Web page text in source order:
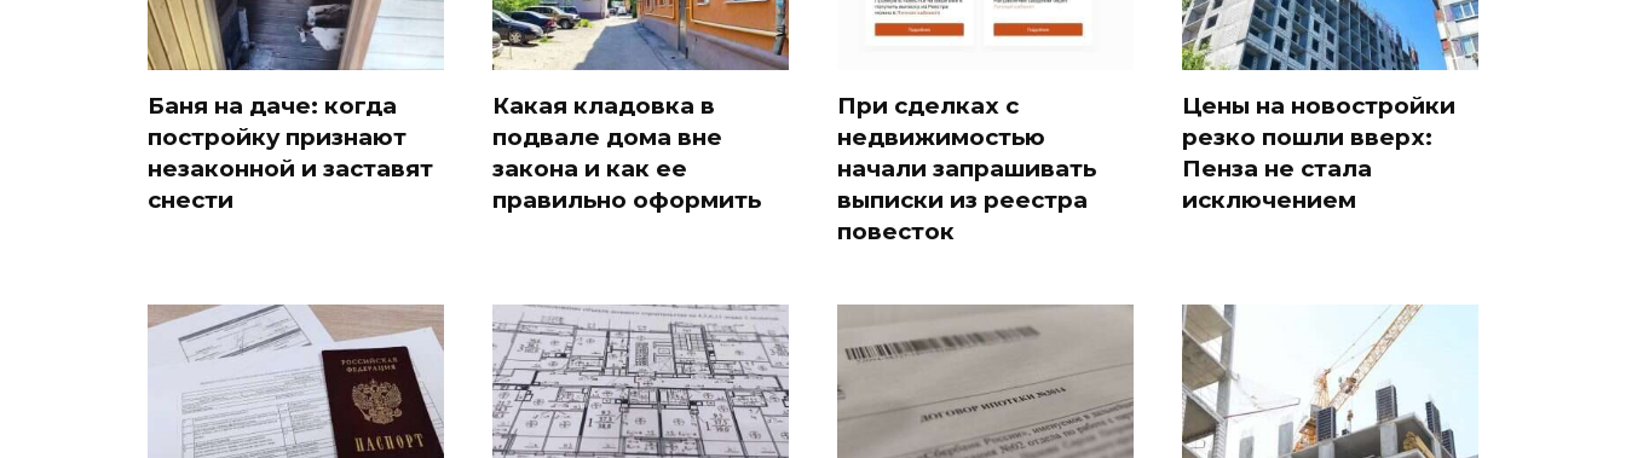
Баня на даче: когда
постройку признают
незаконной и заставят
снести
Какая кладовка в
подвале дома вне
закона и как ее
правильно оформить
При сделках с
недвижимостью
начали запрашивать
выписки из реестра
повесток
Цены на новостройки
резко пошли вверх:
Пенза не стала
исключением